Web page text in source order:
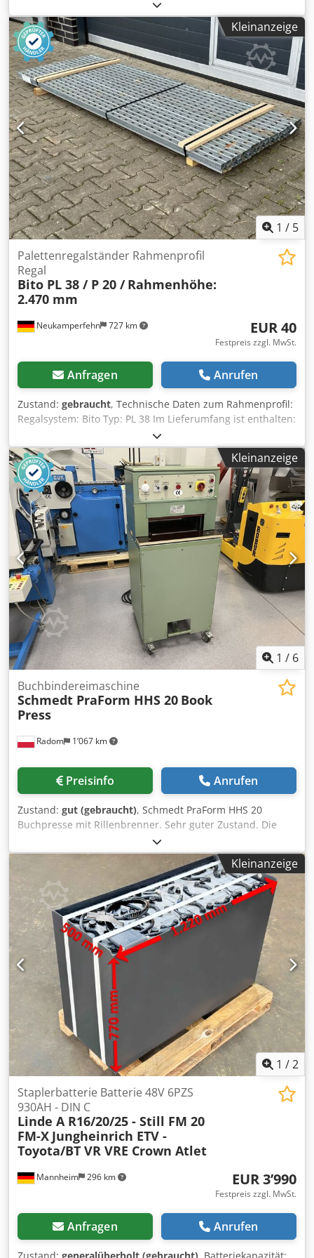
Achse 2: links 4 mm rechts 6 mm Achse 3: links 10 mm
rechts 10 mm Wir haben die Möglichkeit, Anhänger zu
stapeln! Dkedpfx Asucxu Ijfqsr
Kleinanzeige
1 / 5
Neukamperfehn 727 km
Palettenregalständer Rahmenprofil
Regal
Bito PL 38 / P 20 / Rahmenhöhe:
2.470 mm
EUR 40
Festpreis zzgl. MwSt.
Anfragen Anrufen
Zustand: gebraucht, Technische Daten zum Rahmenprofil:
Regalsystem: Bito Typ: PL 38 Im Lieferumfang ist enthalten:
01x Rahmenprofil, gebraucht Materialfarbe: sendzimir
verzinkt Rahmenprofil: P 20 Profilabm.: 90 x 65 x 2,0 mm
Rahmenhöhe: 2.475 mm Ihre Ansprechpartner in unserem
Hause: Herr: Andre Evering Dkjdpfx Ajufw Acjfqor Herr:
Mario Klöver Herr: Falk Deutsch Allgemeine Informationen
zum Artikel: Dieser Artikel wird nur zur Abholung
angeboten. Ein darüber hinaus gewünschter Transport
bzw. eine Versendung dieses Artikels ist mit zusätzlichen
Kosten verbunden, welche gesondert je nach Lieferort
bzw. Lieferumfang bei uns abgefragt werden können.
Kleinanzeige
1 / 6
Radom 1’067 km
Buchbindereimaschine
Schmedt PraForm HHS 20 Book
Press
Preisinfo Anrufen
Zustand: gut (gebraucht), Schmedt PraForm HHS 20
Buchpresse mit Rillenbrenner. Sehr guter Zustand. Die
Maschine stammt aus einer Schule. Hergestellt von
Schmedt, Deutschland. Technische Daten: Maximales
Format: 350 x 380 x 110 mm. Gewicht: 250 kg.
Stromversorgung: 380V. Flexible Temperaturregelung.
Dkjdpfx Aozfwx Sefqsr
Kleinanzeige
1 /2
Mannheim 296 km
Staplerbatterie Batterie 48V 6PZS
930AH - DIN C
Linde A R16/20/25 - Still FM 20
FM-X Jungheinrich ETV -
Toyota/BT VR VRE Crown Atlet
EUR 3’990
Festpreis zzgl. MwSt.
Anfragen Anrufen